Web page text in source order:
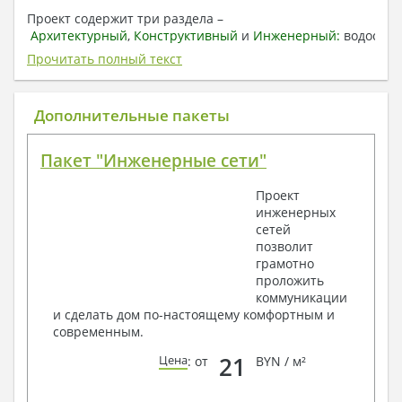
Проект содержит три раздела –
Архитектурный, Конструктивный и Инженерный:
отопление, вентиляция, канализация,
электроснабжение (приобретается за дополнительную
плату) + Пояснительная записка.
1. Архитектурный раздел:
План координационных осей
Поэтажные маркировочные планы с
Разрезы и состав конструкций
Фасады с ведомостью внешних отделок
Элементы проемов – спецификация
Ведомость перемычек – сечения и
спецификация
Экспликация полов
Архитектурные узлы в конструкциях
Прочитать полный текст
Дополнительные пакеты
Пакет "Инженерные сети"
Проект
инженерных
сетей
позволит
грамотно
проложить
коммуникации
и сделать дом по-настоящему комфортным и
современным.
Цена: от 21 BYN / м²